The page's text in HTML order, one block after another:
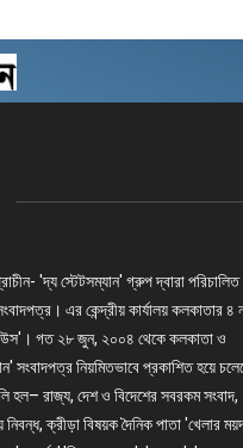
'দ্য স্টেটসম্যান' গ্রুপ দ্বারা পরিচালিত
এর কেন্দ্রীয় কার্যালয় কলকাতার ৪
গত ২৮ জুন, ২০০৪ থেকে কলকাতা ও
সংবাদপত্র নিয়মিতভাবে প্রকাশিত হয়ে
হল– রাজ্য, দেশ ও বিদেশের সবরকম সংবাদ,
ক্রীড়া বিষয়ক দৈনিক পাতা 'খেলার